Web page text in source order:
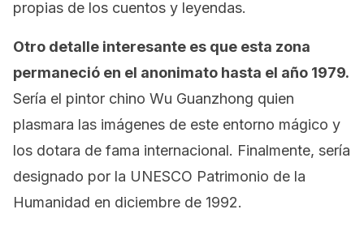
propias de los cuentos y leyendas.
Otro detalle interesante es que esta zona
permaneció en el anonimato hasta el año 1979.
Sería el pintor chino Wu Guanzhong quien
plasmara las imágenes de este entorno mágico y
los dotara de fama internacional. Finalmente, sería
designado por la UNESCO Patrimonio de la
Humanidad en diciembre de 1992.